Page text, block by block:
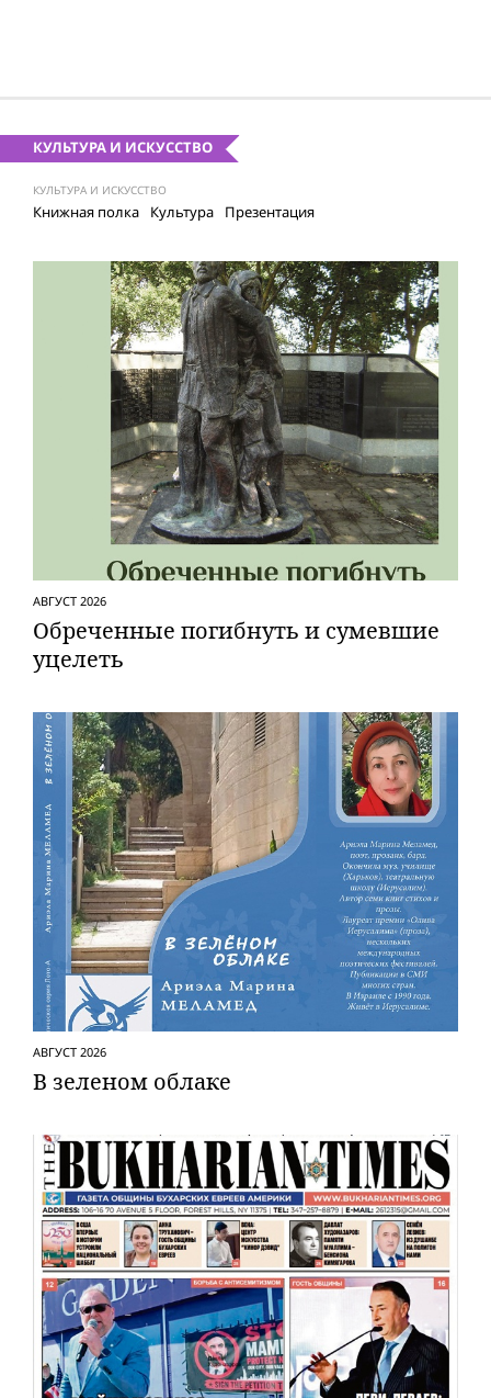
КУЛЬТУРА И ИСКУССТВО
КУЛЬТУРА И ИСКУССТВО
Книжная полка Культура Презентация
АВГУСТ 2026
Обреченные погибнуть и сумевшие
уцелеть
АВГУСТ 2026
В зеленом облаке